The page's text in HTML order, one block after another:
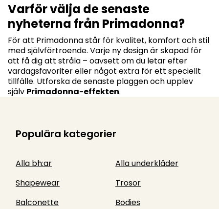
Varför välja de senaste
nyheterna från Primadonna?
För att Primadonna står för kvalitet, komfort och stil
med självförtroende. Varje ny design är skapad för
att få dig att stråla – oavsett om du letar efter
vardagsfavoriter eller något extra för ett speciellt
tillfälle. Utforska de senaste plaggen och upplev
själv Primadonna-effekten.
Populära kategorier
Alla bh:ar
Alla underkläder
Shapewear
Trosor
Balconette
Bodies